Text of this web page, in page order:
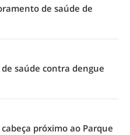
de saúde de
saúde contra dengue
próximo ao Parque